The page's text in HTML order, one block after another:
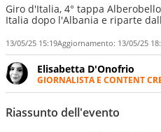
Giro d'Italia, 4° tappa
Italia dopo l'Albania e riparte
13/05/25 15:19Aggiornamento: 13/05/25
Elisabetta D'Onofrio
GIORNALISTA E CONTENT
Giornalista
personale e necessità:
suoi protagonisti,
Riassunto dell'evento